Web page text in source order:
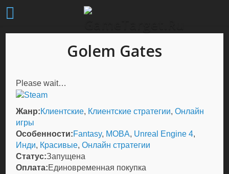
Golem Gates
Please wait…
Жанр:Клиентские, Клиентские стратегии,Онлайн
игры
Особенности:Fantasy, MOBA, Unreal Engine 4,
Инди, Красивые,Онлайн стратегии
Статус:Запущена
Оплата:Единовременная покупка